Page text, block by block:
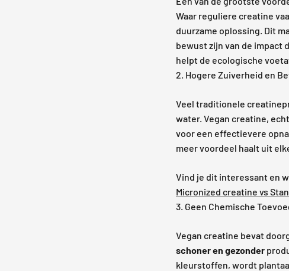
Waar reguliere creatine
duurzame oplossing. Dit
bewust zijn van de impact
helpt de ecologische
2. Hogere Zuiverheid en
Veel traditionele
water. Vegan creatine,
voor een effectievere
meer voordeel haalt uit
Vind je dit interessant en
Micronized creatine vs
3. Geen Chemische
Vegan creatine bevat
schoner en gezonder
kleurstoffen, wordt